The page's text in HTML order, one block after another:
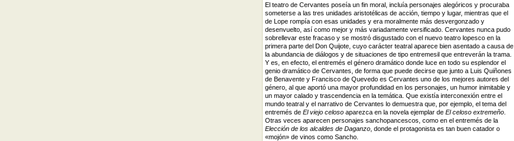
El teatro de Cervantes poseía un fin moral, incluía personajes alegóricos y procuraba
someterse a las tres unidades aristotélicas de acción, tiempo y lugar, mientras que el
de Lope rompía con esas unidades y era moralmente más desvergonzado y
desenvuelto, así como mejor y más variadamente versificado. Cervantes nunca pudo
sobrellevar este fracaso y se mostró disgustado con el nuevo teatro lopesco en la
primera parte del Don Quijote, cuyo carácter teatral aparece bien asentado a causa de
la abundancia de diálogos y de situaciones de tipo entremesil que entreverán la trama.
Y es, en efecto, el entremés el género dramático donde luce en todo su esplendor el
genio dramático de Cervantes, de forma que puede decirse que junto a Luis Quiñones
de Benavente y Francisco de Quevedo es Cervantes uno de los mejores autores del
género, al que aportó una mayor profundidad en los personajes, un humor inimitable y
un mayor calado y trascendencia en la temática. Que existía interconexión entre el
mundo teatral y el narrativo de Cervantes lo demuestra que, por ejemplo, el tema del
entremés de El viejo celosoaparezca en la novela ejemplar de El celoso extremeño.
Otras veces aparecen personajes sanchopancescos, como en el entremés de la
Elección de los alcaldes de Daganzo, donde el protagonista es tan buen catador o
«mojón» de vinos como Sancho.